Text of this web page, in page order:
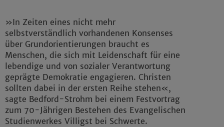
»In Zeiten eines nicht mehr
selbstverständlich vorhandenen Konsenses
über Grundorientierungen braucht es
Menschen, die sich mit Leidenschaft für eine
lebendige und von sozialer Verantwortung
geprägte Demokratie engagieren. Christen
sollten dabei in der ersten Reihe stehen«,
sagte Bedford-Strohm bei einem Festvortrag
zum 70-Jährigen Bestehen des Evangelischen
Studienwerkes Villigst bei Schwerte.